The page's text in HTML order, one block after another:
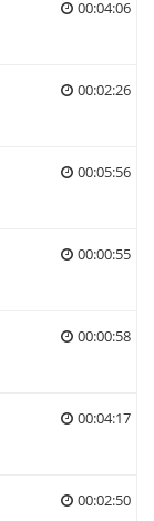
00:04:06
00:02:26
00:05:56
00:00:55
00:00:58
00:04:17
00:02:50